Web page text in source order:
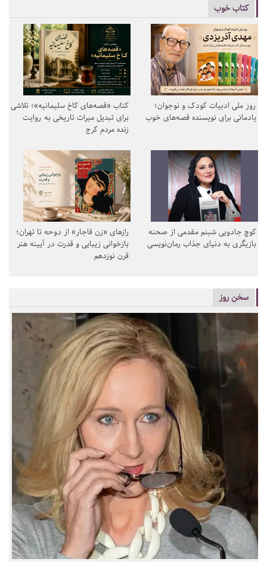
کتاب خوب
روز ملی ادبیات کودک و نوجوان؛
یادمانی برای نویسنده قصه‌های خوب
کتاب «قصه‌های کاخ سلیمانیه»؛ تلاشی
برای تبدیل میراث تاریخی به روایت
زنده مردم کرج
کوچ جادویی شبنم مقدمی از صحنه
بازیگری به دنیای جذاب رمان‌نویسی
رازهای «زن قاجار» از دوحه تا تهران؛
بازخوانی زیبایی و قدرت در آیینه هنر
قرن نوزدهم
سخن روز